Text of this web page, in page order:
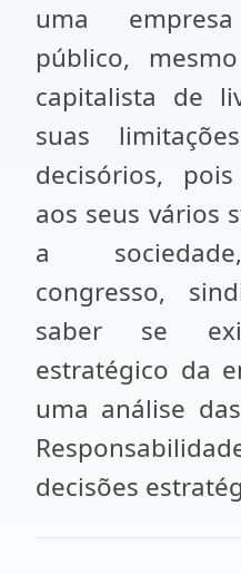
uma
público,
capitalista de
suas
decisórios,
aos seus vários
a
congresso,
saber se
estratégico da
uma análise
decisões